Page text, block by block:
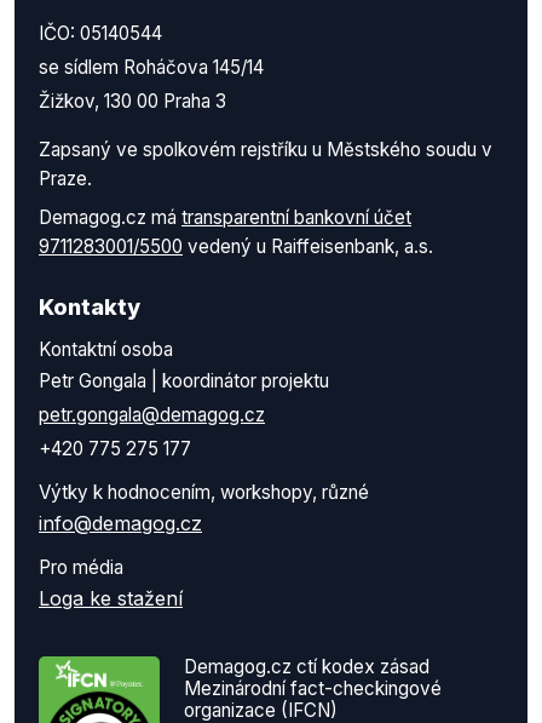
IČO: 05140544
se sídlem Roháčova 145/14
Žižkov, 130 00 Praha 3
Zapsaný ve spolkovém rejstříku u Městského soudu v
Praze.
Demagog.cz má transparentní bankovní účet
9711283001/5500 vedený u Raiffeisenbank, a.s.
Kontakty
Kontaktní osoba
Petr Gongala | koordinátor projektu
petr.gongala@demagog.cz
+420 775 275 177
Výtky k hodnocením, workshopy, různé
info@demagog.cz
Pro média
Loga ke stažení
Demagog.cz ctí kodex zásad
Mezinárodní fact-checkingové
organizace (IFCN)